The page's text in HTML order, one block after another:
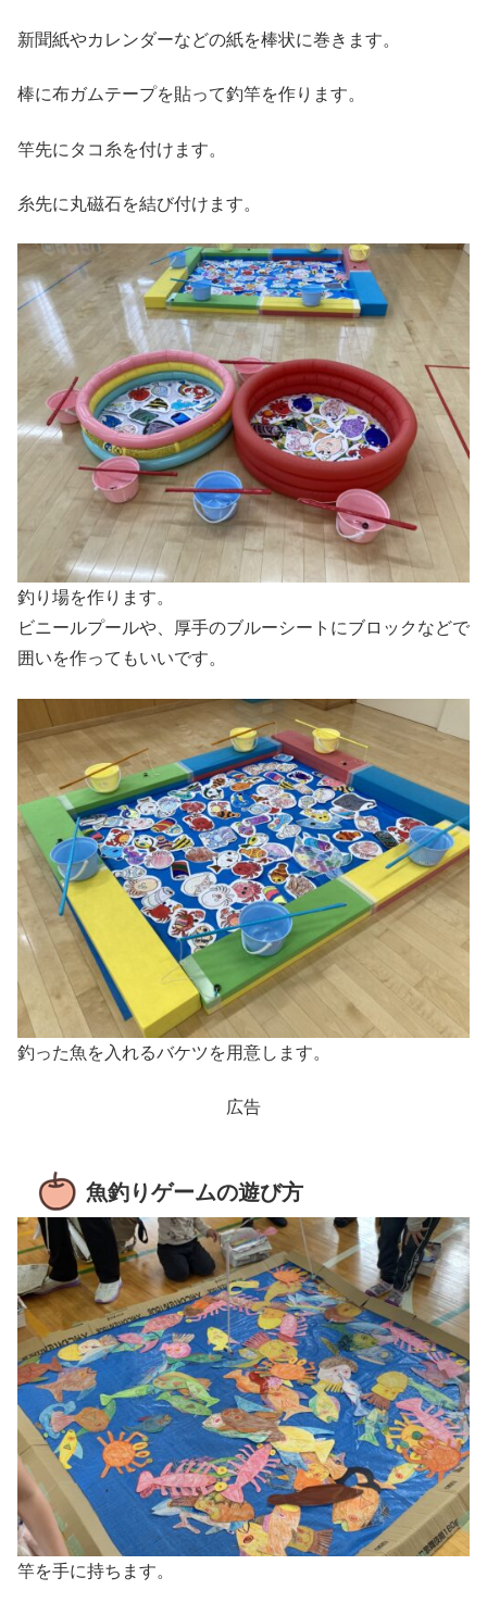
新聞紙やカレンダーなどの紙を棒状に巻きます。
棒に布ガムテープを貼って釣竿を作ります。
竿先にタコ糸を付けます。
糸先に丸磁石を結び付けます。
釣り場を作ります。
ビニールプールや、厚手のブルーシートにブロックなどで
囲いを作ってもいいです。
釣った魚を入れるバケツを用意します。
広告
魚釣りゲームの遊び方
竿を手に持ちます。